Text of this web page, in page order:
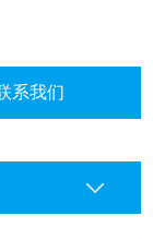
系我们